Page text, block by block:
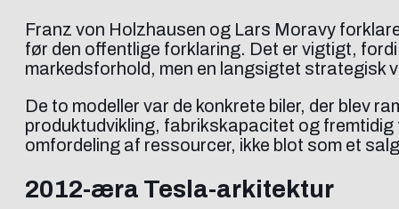
Franz von Holzhausen og Lars Moravy
før den offentlige forklaring. Det er vigtigt,
markedsforhold, men en langsigtet strategisk
De to modeller var de konkrete biler, der blev
produktudvikling, fabrikskapacitet og
omfordeling af ressourcer, ikke blot som et
2012-æra Tesla-arkitektur